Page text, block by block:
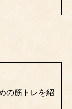
の筋トレを紹